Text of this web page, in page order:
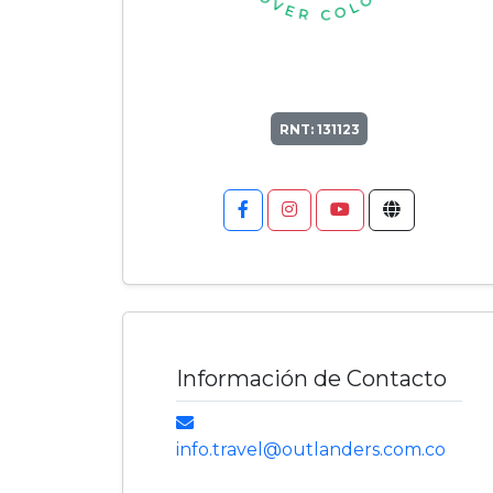
RNT: 131123
Información de Contacto
info.travel@outlanders.com.co